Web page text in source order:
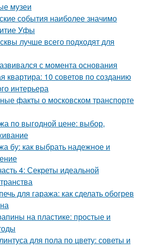
музеи
события наиболее значимо
Уфы
лучше всего подходят для
с момента основания
квартира: 10 советов по созданию
интерьера
факты о московском транспорте
по выгодной цене: выбор,
бу: как выбрать надежное и
4: Секреты идеальной
для гаража: как сделать обогрев
на пластике: простые и
для пола по цвету: советы и